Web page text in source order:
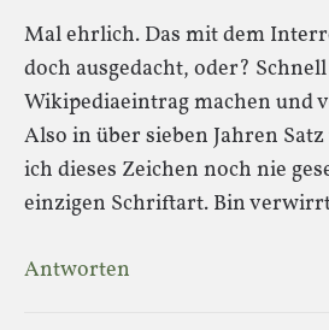
Mal ehrlich. Das mit dem
doch ausgedacht, oder?
Wikipediaeintrag machen und
Also in über sieben Jahren
ich dieses Zeichen noch nie
einzigen Schriftart. Bin
Antworten